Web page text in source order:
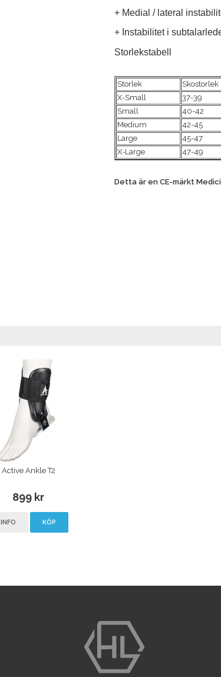
+ Medial / lateral
+ Instabilitet i
Storlekstabell
Storlek
Skostorlek
X-Small
37-39
Small
40-42
Medium
42-45
Large
45-47
X-Large
47-49
Detta är en CE-märkt
Active Ankle T2
899 kr
INFO KÖP